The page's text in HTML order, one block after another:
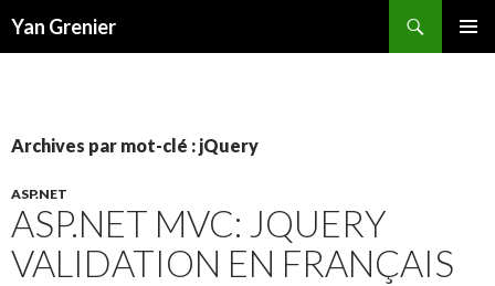
Yan Grenier
Archives par mot-clé : jQuery
ASP.NET
ASP.NET MVC: JQUERY
VALIDATION EN FRANÇAIS